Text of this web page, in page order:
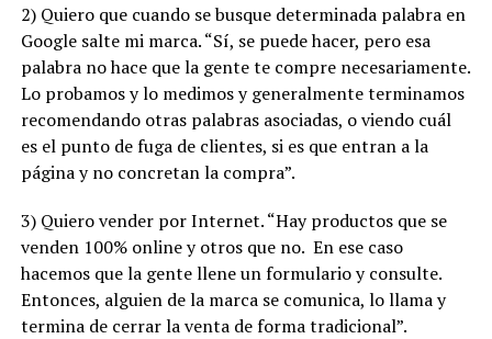
2) Quiero que cuando se busque determinada palabra en
Google salte mi marca. “Sí, se puede hacer, pero esa
palabra no hace que la gente te compre necesariamente.
Lo probamos y lo medimos y generalmente terminamos
recomendando otras palabras asociadas, o viendo cuál
es el punto de fuga de clientes, si es que entran a la
página y no concretan la compra”.
3) Quiero vender por Internet. “Hay productos que se
venden 100% online y otros que no. En ese caso
hacemos que la gente llene un formulario y consulte.
Entonces, alguien de la marca se comunica, lo llama y
termina de cerrar la venta de forma tradicional”.